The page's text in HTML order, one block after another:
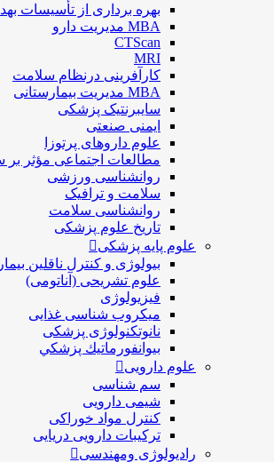
بهره برداری از تأسیسات
MBA مدیریت دارو
CTScan
MRI
کارآفرینی درنظام سلامت
MBA مدیریت بیمارستانی
سایبرنتیک پزشکی
ایمنی صنعتی
علوم داروهای پرتوزا
مطالعات اجتماعی مؤثر بر
روانشناسی ورزشی
سلامت و ترافیک
روانشناسی سلامت
تاریخ علوم پزشکی
علوم پایه پزشکی
بیولوژی و کنترل ناقلین
علوم تشریحی (آناتومی)
فیزیولوژی
ميكروب شناسی غذایی
نانوتکنولوژی پزشکی
بيوانفورماتيك پزشكي
علوم دارویی
سم شناسی
شیمی دارویی
کنترل مواد خوراکی
ترکیبات دارویی دریایی
رادیولوژی ومهندسی